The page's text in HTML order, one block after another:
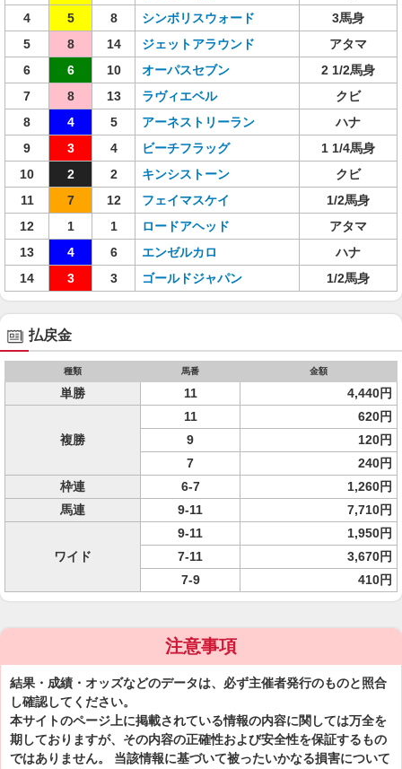
4
5 8 シンボリスウォード
3馬身
5
8 14 ジェットアラウンド
アタマ
6
6 10 オーパスセブン
2 1/2馬身
7
8 13 ラヴィエベル
クビ
8
4 5 アーネストリーラン
ハナ
9
3 4 ビーチフラッグ
1 1/4馬身
10
2 2 キンシストーン
クビ
11
7 12 フェイマスケイ
1/2馬身
12
1 1 ロードアヘッド
アタマ
13
4 6 エンゼルカロ
ハナ
14
3 3 ゴールドジャパン 1/2馬身
払戻金
種類 馬番 金額
単勝 11 4,440円
複勝
11
620円
9
120円
7
240円
枠連
6-7
1,260円
馬連
9-11 7,710円
ワイド
9-11
1,950円
7-11
3,670円
7-9
410円
注意事項
結果・成績・オッズなどのデータは、必ず主催者発行のものと照合
し確認してください。
本サイトのページ上に掲載されている情報の内容に関しては万全を
期しておりますが、その内容の正確性および安全性を保証するもの
ではありません。 当該情報に基づいて被ったいかなる損害について